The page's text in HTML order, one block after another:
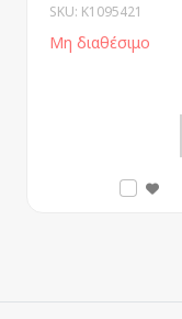
SKU: K1095421
Μη διαθέσιμο